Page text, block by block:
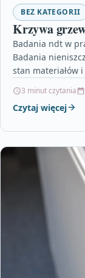
BEZ KATEGORII
Krzywa
Badania ndt w
Badania
stan materiałów
3 minut czytania
Czytaj więcej